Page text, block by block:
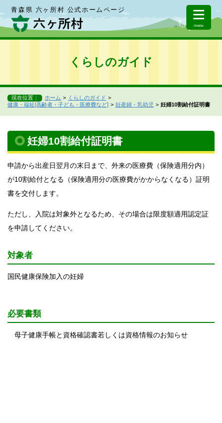
青森県 六ヶ所村 公式ホームページ
menu
くらしのガイド
現在位置： ホーム
くらしのガイド
健康・福祉[高齢者・子ども・医療費など]
妊産婦・乳幼児 妊婦10割給付証明書
妊婦10割給付証明書
申請から出産日翌月の末日まで、外来の医療費（保険適用分内）
が10割給付となる（保険適用分の医療費がかからなくなる）証明
書を交付します。
ただし、入院は対象外となるため、その場合は限度額適用認定証
を申請してください。
対象者
国民健康保険加入の妊婦
必要書類
母子健康手帳と資格確認書若しくは資格情報のお知らせ